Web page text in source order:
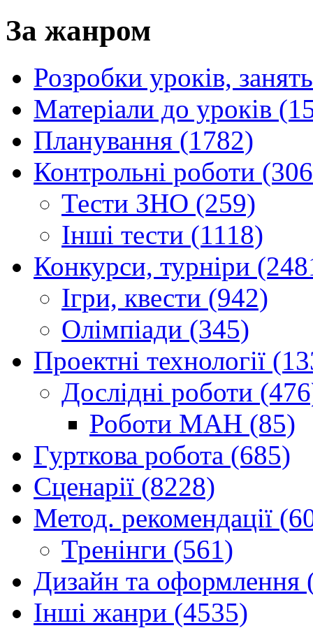
За жанром
Розробки уроків,
Матеріали до уроків
Планування (1782)
Контрольні роботи
Тести ЗНО (259)
Інші тести (1118)
Конкурси, турніри
Ігри, квести (942)
Олімпіади (345)
Проектні технології
Дослідні роботи
Роботи МАН (85)
Гурткова робота (685)
Сценарії (8228)
Метод. рекомендації
Тренінги (561)
Дизайн та оформлення
Інші жанри (4535)